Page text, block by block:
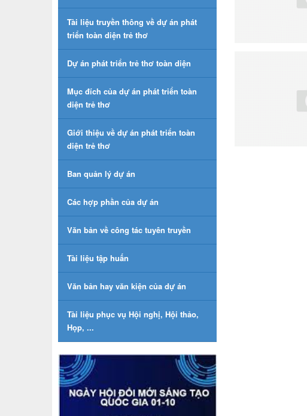
Tài liệu truyền thông về dự án phát
triển toàn diện trẻ thơ
Dự án phát triển trẻ thơ toàn diện
Mục đích của dự án phát triển toàn
diện trẻ thơ
Giới thiệu về dự án phát triển toàn
diện trẻ thơ
Ban quản lý dự án
Các hợp phần của dự án
Văn bản về công tác tuyên truyền
Tài liệu tập huấn
Văn bản hay văn kiện của dự án
Tài liệu phục vụ Hội nghị, Hội thảo,
Họp, ...